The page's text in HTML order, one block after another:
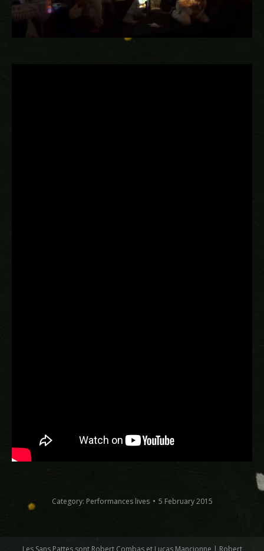
Category: Performances lives 5 February 2015
Les Sans Pattes sont Robert Combas et Lucas Mancionne | Robert